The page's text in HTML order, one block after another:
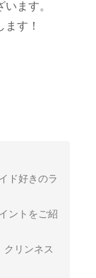
ます。
す！
ド好きのラ
ントをご紹
クリンネス